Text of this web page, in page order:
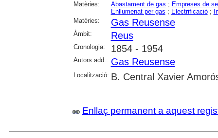
Matèries: Abastament de gas ; Empreses de
Enllumenat per gas ; Electrificació;
Matèries:
Gas Reusense
Àmbit: Reus
Cronologia: 1854 - 1954
Autors add.: Gas Reusense
Localització: B. Central Xavier
Enllaç permanent a aquest